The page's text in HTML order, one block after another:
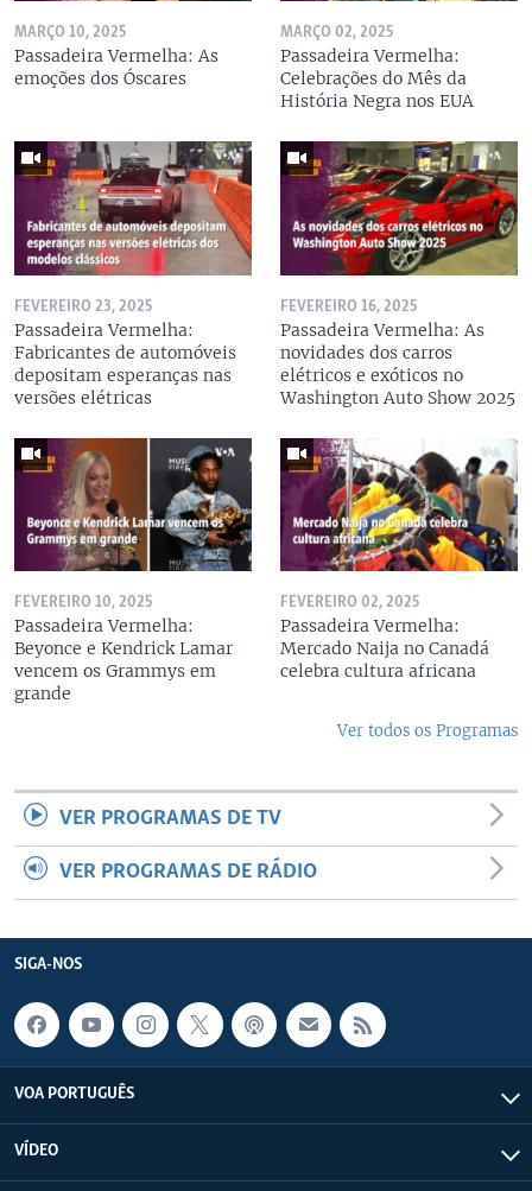
MARÇO 10, 2025
Passadeira Vermelha: As
emoções dos Óscares
MARÇO 02, 2025
Passadeira Vermelha:
Celebrações do Mês da
História Negra nos EUA
FEVEREIRO 23, 2025
Passadeira Vermelha:
Fabricantes de automóveis
depositam esperanças nas
versões elétricas
FEVEREIRO 16, 2025
Passadeira Vermelha: As
novidades dos carros
elétricos e exóticos no
Washington Auto Show 2025
FEVEREIRO 10, 2025
Passadeira Vermelha:
Beyonce e Kendrick Lamar
vencem os Grammys em
grande
FEVEREIRO 02, 2025
Passadeira Vermelha:
Mercado Naija no Canadá
celebra cultura africana
Ver todos os Programas
VER PROGRAMAS DE TV
VER PROGRAMAS DE RÁDIO
SIGA-NOS
VOA PORTUGUÊS
VÍDEO